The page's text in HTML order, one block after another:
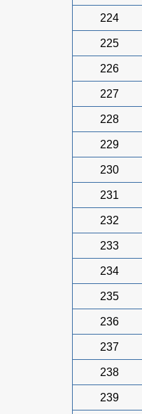
224
225
226
227
228
229
230
231
232
233
234
235
236
237
238
239